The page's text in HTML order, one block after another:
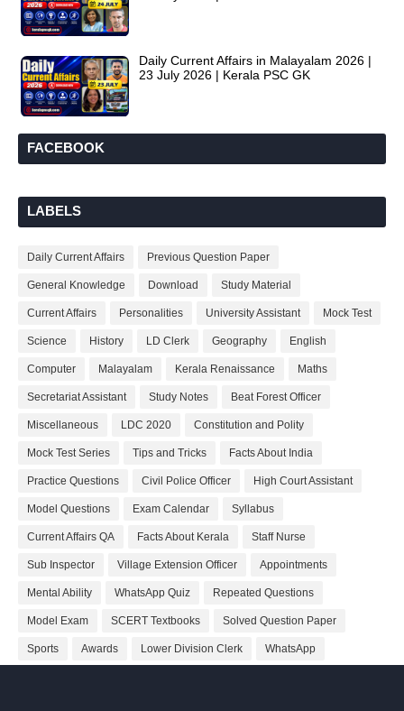
Daily Current Affairs in Malayalam 2026 |
23 July 2026 | Kerala PSC GK
FACEBOOK
LABELS
Daily Current Affairs Previous Question Paper
General Knowledge Download Study Material
Current Affairs Personalities University Assistant Mock Test
Science History LD Clerk Geography English
Computer Malayalam Kerala Renaissance Maths
Secretariat Assistant Study Notes Beat Forest Officer
Miscellaneous LDC 2020 Constitution and Polity
Mock Test Series Tips and Tricks Facts About India
Practice Questions Civil Police Officer High Court Assistant
Model Questions Exam Calendar Syllabus
Current Affairs QA Facts About Kerala Staff Nurse
Sub Inspector Village Extension Officer Appointments
Mental Ability WhatsApp Quiz Repeated Questions
Model Exam SCERT Textbooks Solved Question Paper
Sports Awards Lower Division Clerk WhatsApp